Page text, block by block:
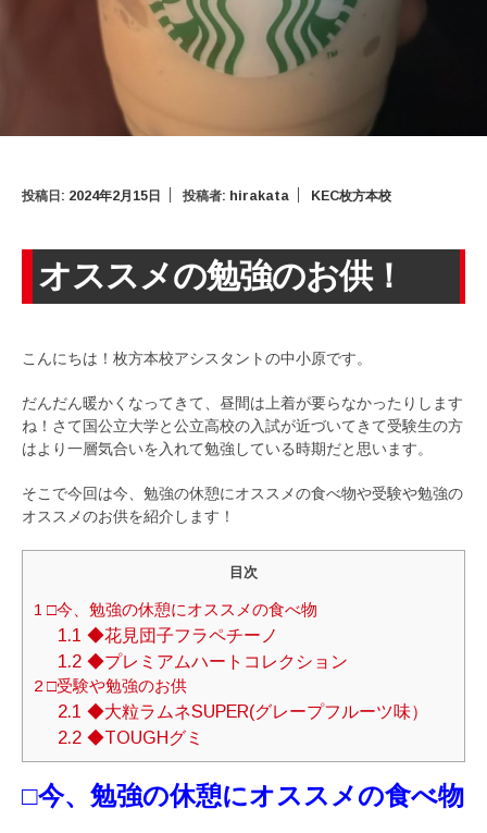
投稿日: 2024年2月15日 投稿者: hirakata KEC枚方本校
オススメの勉強のお供！
こんにちは！枚方本校アシスタントの中小原です。
だんだん暖かくなってきて、昼間は上着が要らなかったりします
ね！さて国公立大学と公立高校の入試が近づいてきて受験生の方
はより一層気合いを入れて勉強している時期だと思います。
そこで今回は今、勉強の休憩にオススメの食べ物や受験や勉強の
オススメのお供を紹介します！
目次
1 □今、勉強の休憩にオススメの食べ物
1.1 ◆花見団子フラペチーノ
1.2 ◆プレミアムハートコレクション
2 □受験や勉強のお供
2.1 ◆大粒ラムネSUPER(グレープフルーツ味）
2.2 ◆TOUGHグミ
□今、勉強の休憩にオススメの食べ物